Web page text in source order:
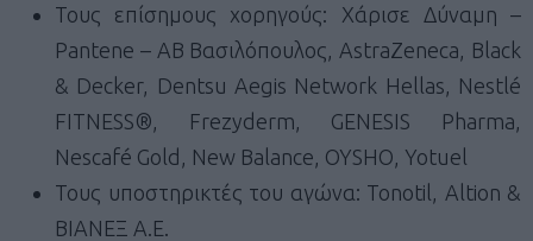
Τους επίσημους χορηγούς: Χάρισε Δύναμη –
Pantene – AB Βασιλόπουλος, AstraZeneca, Black
& Decker, Dentsu Aegis Network Hellas, Nestlé
FITNESS®, Frezyderm, GENESIS Pharma,
Nescafé Gold, New Balance, OYSHO, Yotuel
Τους υποστηρικτές του αγώνα: Tonotil, Altion &
ΒΙΑΝΕΞ Α.Ε.